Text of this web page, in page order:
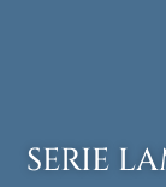
SERIE